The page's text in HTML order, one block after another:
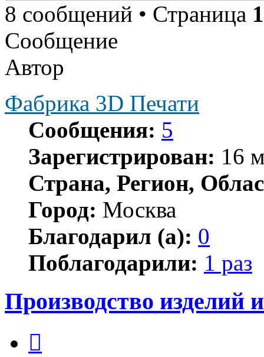
8 сообщений • Страница 1
Сообщение
Автор
Фабрика 3D Печати
Сообщения: 5
Зарегистрирован: 16
Страна, Регион,
Город: Москва
Благодарил (а): 0
Поблагодарили: 1 раз
Производство изделий